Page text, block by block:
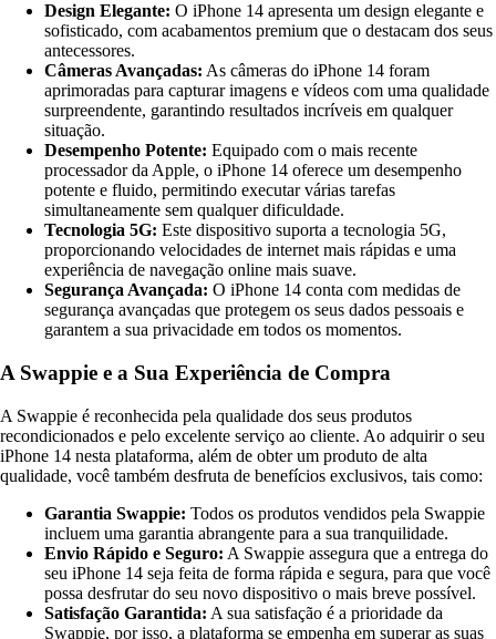
Design Elegante: O iPhone 14 apresenta um design elegante e
sofisticado, com acabamentos premium que o destacam dos seus
antecessores.
Câmeras Avançadas: As câmeras do iPhone 14 foram
aprimoradas para capturar imagens e vídeos com uma qualidade
surpreendente, garantindo resultados incríveis em qualquer
situação.
Desempenho Potente: Equipado com o mais recente
processador da Apple, o iPhone 14 oferece um desempenho
potente e fluido, permitindo executar várias tarefas
simultaneamente sem qualquer dificuldade.
Tecnologia 5G: Este dispositivo suporta a tecnologia 5G,
proporcionando velocidades de internet mais rápidas e uma
experiência de navegação online mais suave.
Segurança Avançada: O iPhone 14 conta com medidas de
segurança avançadas que protegem os seus dados pessoais e
garantem a sua privacidade em todos os momentos.
A Swappie e a Sua Experiência de Compra
A Swappie é reconhecida pela qualidade dos seus produtos
recondicionados e pelo excelente serviço ao cliente. Ao adquirir o seu
iPhone 14 nesta plataforma, além de obter um produto de alta
qualidade, você também desfruta de benefícios exclusivos, tais como:
Garantia Swappie: Todos os produtos vendidos pela Swappie
incluem uma garantia abrangente para a sua tranquilidade.
Envio Rápido e Seguro: A Swappie assegura que a entrega do
seu iPhone 14 seja feita de forma rápida e segura, para que você
possa desfrutar do seu novo dispositivo o mais breve possível.
Satisfação Garantida: A sua satisfação é a prioridade da
Swappie, por isso, a plataforma se empenha em superar as suas